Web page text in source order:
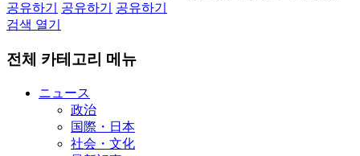
공유하기
공유하기
공유하기
검색 열기
전체 카테고리 메뉴
ニュース
政治
国際・日本
社会・文化